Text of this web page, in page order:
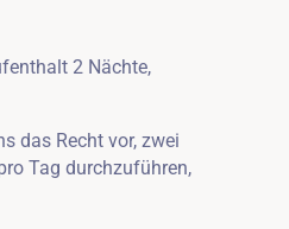
2 Nächte,
das Recht vor, zwei
Tag durchzuführen,